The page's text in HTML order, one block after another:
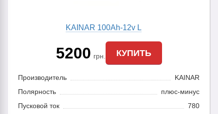
KAINAR 100Ah-12v L
5200 грн. КУПИТЬ
Производитель
KAINAR
Полярность
плюс-минус
Пусковой ток
780